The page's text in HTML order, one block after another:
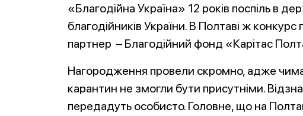
«Благодійна Україна» 12 років поспіль в
благодійників України. В Полтаві ж
партнер – Благодійний фонд «Карітас
Нагородження провели скромно, адже
карантин не змогли бути присутніми.
передадуть особисто. Головне, що на